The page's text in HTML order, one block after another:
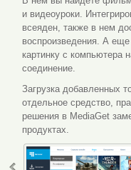
и видеоуроки.
всеяден, также в нем
воспроизведения. А
картинку с компьютера
соединение.
Загрузка добавленных
отдельное средство,
решения в MediaGet
продуктах.